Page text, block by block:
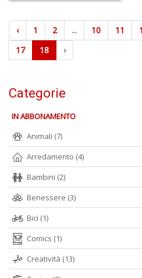
‹ 1 2 ... 10 11
17
18 ›
Categorie
IN ABBONAMENTO
Animali (7)
Arredamento (4)
Bambini (2)
Benessere (3)
Bici (1)
Comics (1)
Creatività (13)